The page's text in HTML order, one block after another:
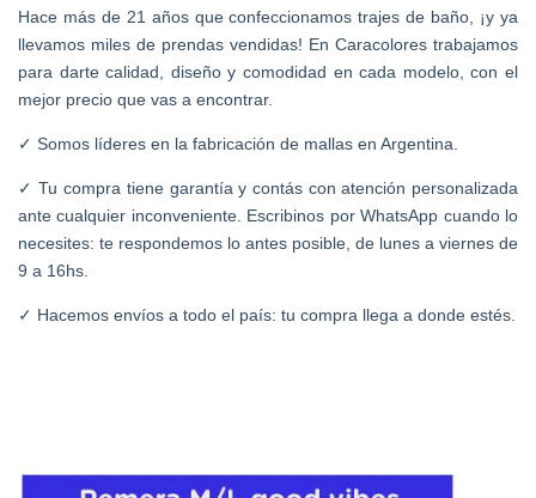
Hace más de 21 años que confeccionamos trajes de baño, ¡y ya
llevamos miles de prendas vendidas! En Caracolores trabajamos
para darte calidad, diseño y comodidad en cada modelo, con el
mejor precio que vas a encontrar.
✓ Somos líderes en la fabricación de mallas en Argentina.
✓ Tu compra tiene garantía y contás con atención personalizada
ante cualquier inconveniente. Escribinos por WhatsApp cuando lo
necesites: te respondemos lo antes posible, de lunes a viernes de
9 a 16hs.
✓ Hacemos envíos a todo el país: tu compra llega a donde estés.